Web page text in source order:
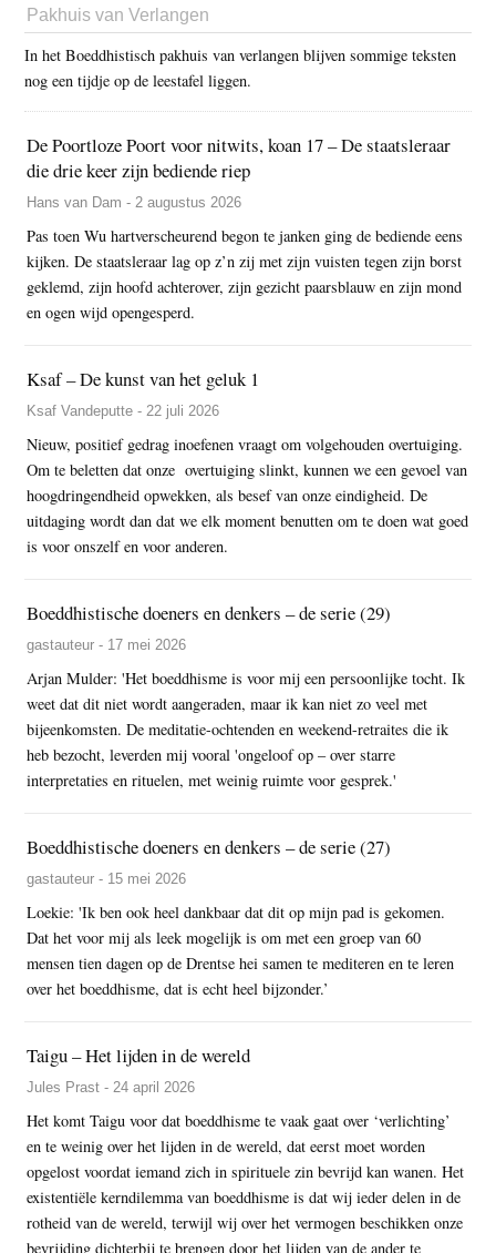
Pakhuis van Verlangen
In het Boeddhistisch pakhuis van verlangen blijven sommige teksten
nog een tijdje op de leestafel liggen.
De Poortloze Poort voor nitwits, koan 17 – De staatsleraar
die drie keer zijn bediende riep
Hans van Dam - 2 augustus 2026
Pas toen Wu hartverscheurend begon te janken ging de bediende eens
kijken. De staatsleraar lag op z’n zij met zijn vuisten tegen zijn borst
geklemd, zijn hoofd achterover, zijn gezicht paarsblauw en zijn mond
en ogen wijd opengesperd.
Ksaf – De kunst van het geluk 1
Ksaf Vandeputte - 22 juli 2026
Nieuw, positief gedrag inoefenen vraagt om volgehouden overtuiging.
Om te beletten dat onze overtuiging slinkt, kunnen we een gevoel van
hoogdringendheid opwekken, als besef van onze eindigheid. De
uitdaging wordt dan dat we elk moment benutten om te doen wat goed
is voor onszelf en voor anderen.
Boeddhistische doeners en denkers – de serie (29)
gastauteur - 17 mei 2026
Arjan Mulder: 'Het boeddhisme is voor mij een persoonlijke tocht. Ik
weet dat dit niet wordt aangeraden, maar ik kan niet zo veel met
bijeenkomsten. De meditatie-ochtenden en weekend-retraites die ik
heb bezocht, leverden mij vooral 'ongeloof op – over starre
interpretaties en rituelen, met weinig ruimte voor gesprek.'
Boeddhistische doeners en denkers – de serie (27)
gastauteur - 15 mei 2026
Loekie: 'Ik ben ook heel dankbaar dat dit op mijn pad is gekomen.
Dat het voor mij als leek mogelijk is om met een groep van 60
mensen tien dagen op de Drentse hei samen te mediteren en te leren
over het boeddhisme, dat is echt heel bijzonder.’
Taigu – Het lijden in de wereld
Jules Prast - 24 april 2026
Het komt Taigu voor dat boeddhisme te vaak gaat over ‘verlichting’
en te weinig over het lijden in de wereld, dat eerst moet worden
opgelost voordat iemand zich in spirituele zin bevrijd kan wanen. Het
existentiële kerndilemma van boeddhisme is dat wij ieder delen in de
rotheid van de wereld, terwijl wij over het vermogen beschikken onze
bevrijding dichterbij te brengen door het lijden van de ander te